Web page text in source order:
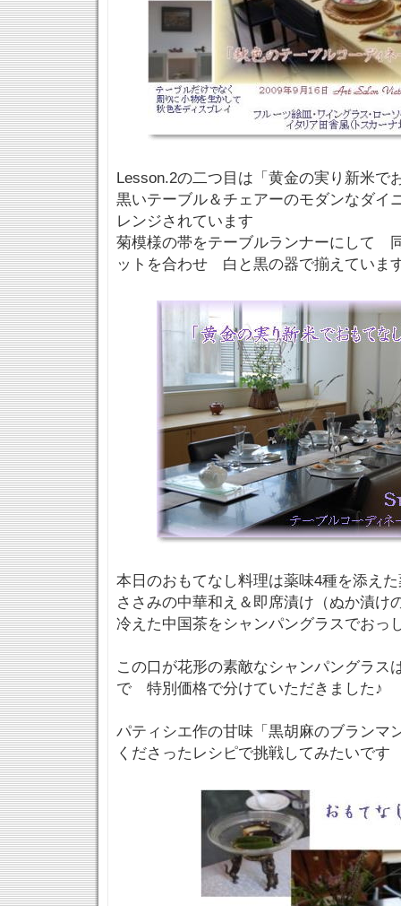
Lesson.2の二つ目は「黄金の実り新米で
黒いテーブル＆チェアーのモダンなダイ
レンジされています
菊模様の帯をテーブルランナーにして
ットを合わせ 白と黒の器で揃えていま
本日のおもてなし料理は薬味4種を添え
ささみの中華和え＆即席漬け（ぬか漬け
冷えた中国茶をシャンパングラスでおっ
この口が花形の素敵なシャンパングラス
で 特別価格で分けていただきました♪
パティシエ作の甘味「黒胡麻のブランマ
くださったレシピで挑戦してみたいです